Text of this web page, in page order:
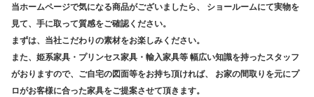
当ホームページで気になる商品がございましたら、
ショールームにて実物を
見て、手に取って質感をご確認ください。
まずは、当社こだわりの素材をお楽しみください。
また、姫系家具・プリンセス家具・輸入家具等 幅広い知識を持ったスタッフ
がおりますので、ご自宅の図面等をお持ち頂ければ、
お家の間取りを元にプ
ロがお客様に合った家具をご提案させて頂きます。